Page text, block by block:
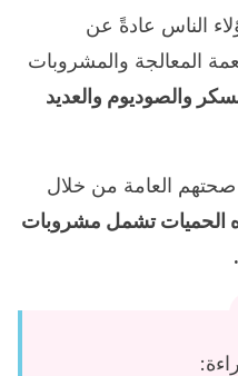
الناس عادةً عن
المعالجة والمشروبات
والصوديوم والعديد
العامة من خلال
الحميات تشمل مشروبات